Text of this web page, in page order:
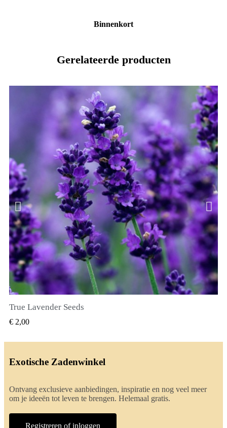
Binnenkort
Gerelateerde producten
True Lavender Seeds
€ 2,00
Exotische Zadenwinkel
Ontvang exclusieve aanbiedingen, inspiratie en nog veel meer
om je ideeën tot leven te brengen. Helemaal gratis.
Registreren of inloggen